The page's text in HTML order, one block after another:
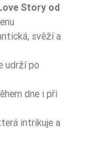
Story od
svěží a
udrží po
dne i při
intrikuje a